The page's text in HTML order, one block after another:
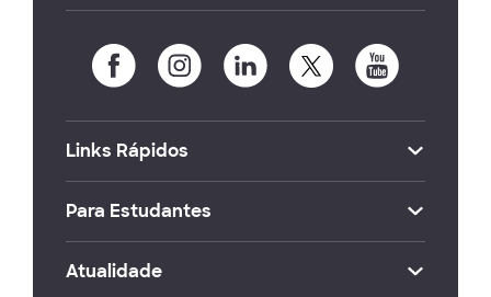
Links Rápidos
Para Estudantes
Atualidade